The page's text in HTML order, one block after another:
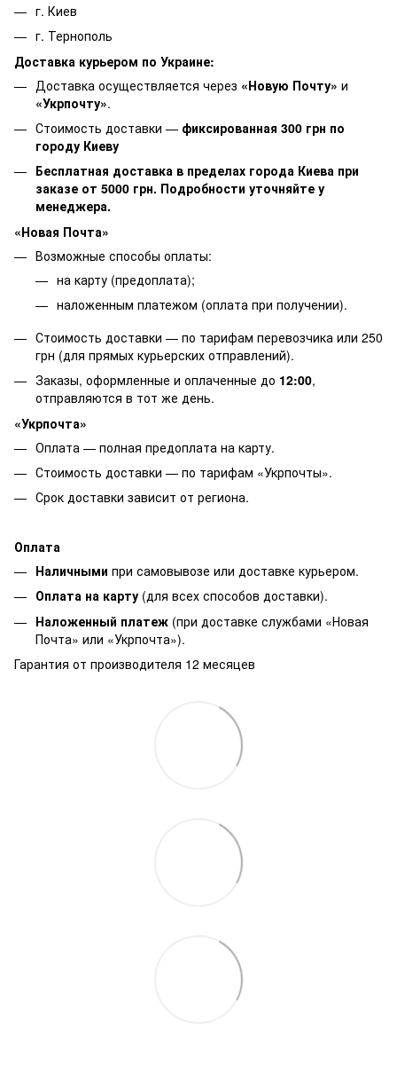
г. Киев
г. Тернополь
Доставка курьером по Украине:
Доставка осуществляется через «Новую Почту» и
«Укрпочту».
Стоимость доставки — фиксированная 300 грн по
городу Киеву
Бесплатная доставка в пределах города Киева при
заказе от 5000 грн. Подробности уточняйте у
менеджера.
«Новая Почта»
Возможные способы оплаты:
на карту (предоплата);
наложенным платежом (оплата при получении).
Стоимость доставки — по тарифам перевозчика или 250
грн (для прямых курьерских отправлений).
Заказы, оформленные и оплаченные до 12:00,
отправляются в тот же день.
«Укрпочта»
Оплата — полная предоплата на карту.
Стоимость доставки — по тарифам «Укрпочты».
Срок доставки зависит от региона.
Оплата
Наличными при самовывозе или доставке курьером.
Оплата на карту (для всех способов доставки).
Наложенный платеж (при доставке службами «Новая
Почта» или «Укрпочта»).
Гарантия от производителя 12 месяцев